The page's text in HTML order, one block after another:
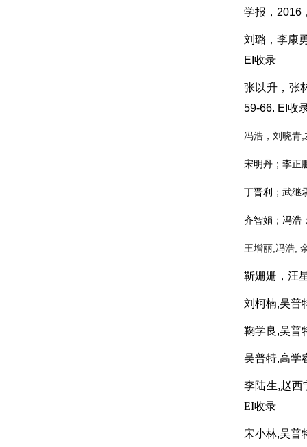
学报，2016
刘璐，李康
EI收录
张以升，张
59-66. EI 收
冯浩 ， 刘晓青
宋明丹 ； 李正
丁晋利 ； 武继
齐智娟；冯浩
王增丽 冯浩
靳姗姗，汪
刘柯楠,吴普
鞠学良,吴普
吴普特,高学
李陆生,赵西
EI收录
宋小林,吴普